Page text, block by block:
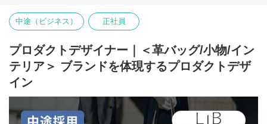
ション"社会課題解決の民主化をする"を実現するため、社会のため
にアクションを起こす人を増やしていく事業開発職としてFor
【職務内容】
・事業を拡大するための業務全て
ご自身で仮説を立て施策を立案し実行する「0→1」の業務をお任
せします。裁量権が大きくソーシャルビジネス最前線で成長でき
るポジションです。（適正を見て判断）
【主な業務内容】
中途（ビジネス） 正社員
プロダクトデザイナー｜＜革バッグ/小物/イン
テリア＞ ブランドを体現するプロダクトデザ
イン